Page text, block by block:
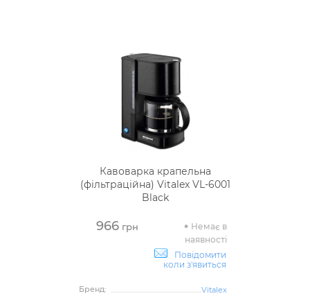
Кавоварка крапельна
(фільтраційна) Vitalex VL-6001
Black
966грн
Немає в
наявності
Повідомити
коли з'явиться
Бренд: Vitalex